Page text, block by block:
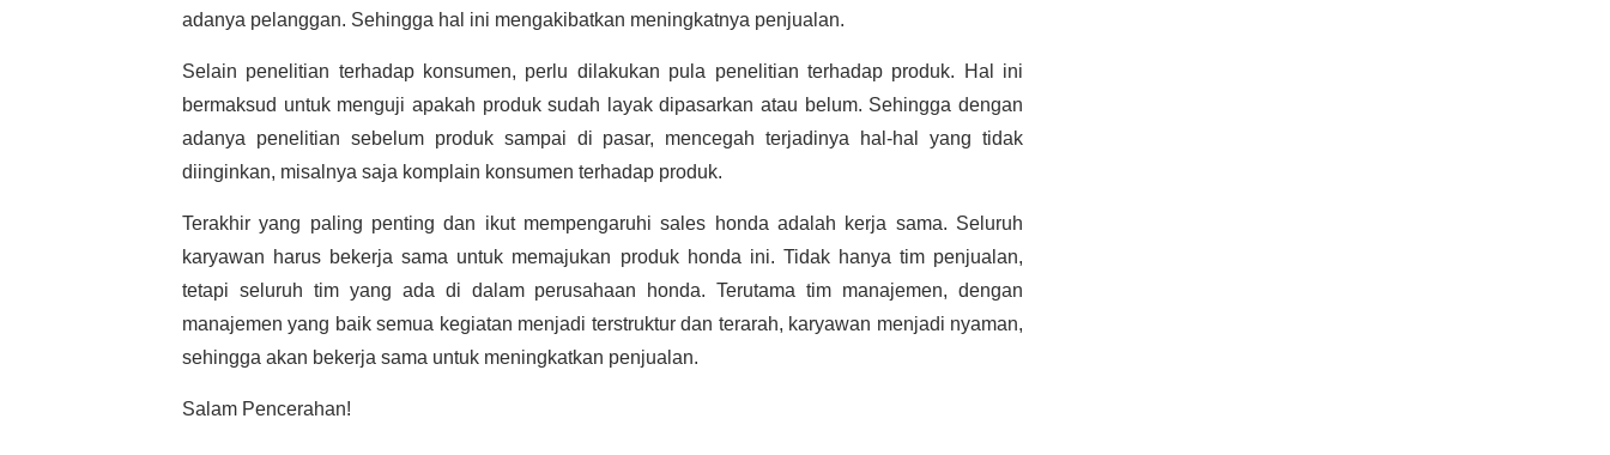
adanya pelanggan. Sehingga hal ini mengakibatkan meningkatnya penjualan.
Selain penelitian terhadap konsumen, perlu dilakukan pula penelitian terhadap produk. Hal ini
bermaksud untuk menguji apakah produk sudah layak dipasarkan atau belum. Sehingga dengan
adanya penelitian sebelum produk sampai di pasar, mencegah terjadinya hal-hal yang tidak
diinginkan, misalnya saja komplain konsumen terhadap produk.
Terakhir yang paling penting dan ikut mempengaruhi sales honda adalah kerja sama. Seluruh
karyawan harus bekerja sama untuk memajukan produk honda ini. Tidak hanya tim penjualan,
tetapi seluruh tim yang ada di dalam perusahaan honda. Terutama tim manajemen, dengan
manajemen yang baik semua kegiatan menjadi terstruktur dan terarah, karyawan menjadi nyaman,
sehingga akan bekerja sama untuk meningkatkan penjualan.
Salam Pencerahan!